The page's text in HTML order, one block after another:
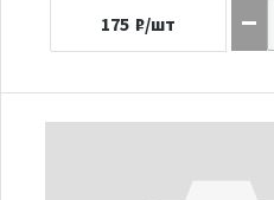
175 ₽/шт